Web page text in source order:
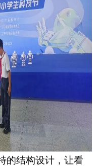
的结构设计，让看